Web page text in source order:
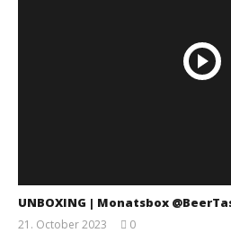
UNBOXING | Monatsbox
21. October 2023
0